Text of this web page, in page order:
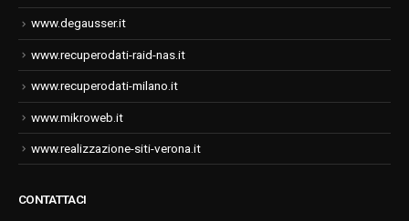
www.degausser.it
www.recuperodati-raid-nas.it
www.recuperodati-milano.it
www.mikroweb.it
www.realizzazione-siti-verona.it
CONTATTACI